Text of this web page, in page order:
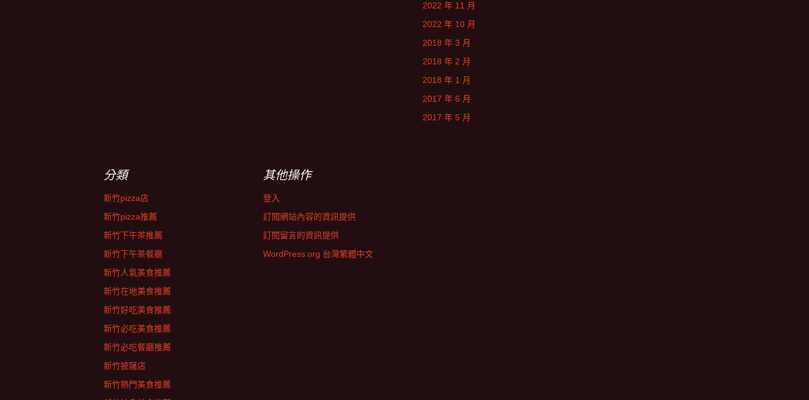
2022 年 11 月
2022 年 10 月
2018 年 3 月
2018 年 2 月
2018 年 1 月
2017 年 6 月
2017 年 5 月
分類
新竹pizza店
新竹pizza推薦
新竹下午茶推薦
新竹下午茶餐廳
新竹人氣美食推薦
新竹在地美食推薦
新竹好吃美食推薦
新竹必吃美食推薦
新竹必吃餐廳推薦
新竹披薩店
新竹熱門美食推薦
其他操作
登入
訂閱網站內容的資訊提供
訂閱留言的資訊提供
WordPress.org 台灣繁體中文